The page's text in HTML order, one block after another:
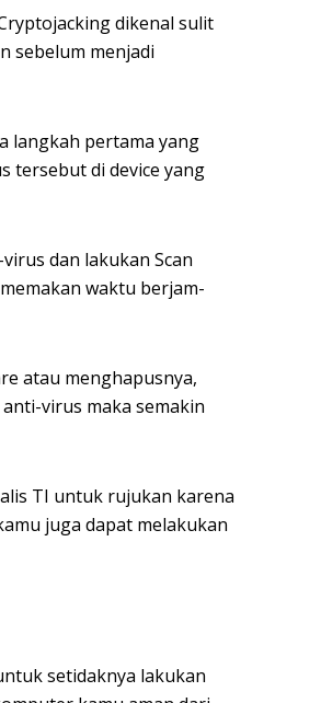
dikenal sulit
sebelum menjadi
langkah pertama yang
tersebut di device yang
dan lakukan Scan
waktu berjam-
atau menghapusnya,
virus maka semakin
TI untuk rujukan karena
juga dapat melakukan
setidaknya lakukan